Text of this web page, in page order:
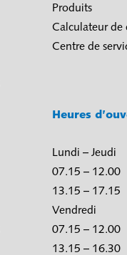
Produits
Calculateur de
Centre de
Heures
Lundi – Jeudi
07.15 – 12.00
13.15 – 17.15
Vendredi
07.15 – 12.00
13.15 – 16.30